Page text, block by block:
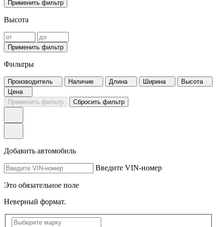
Применить фильтр
Высота
Применить фильтр
Фильтры
Производитель Наличие Длина Ширина
Высота
Цена
Применить фильтр
Сбросить фильтр
Добавить автомобиль
Введите VIN-номер
Это обязательное поле
Неверный формат.